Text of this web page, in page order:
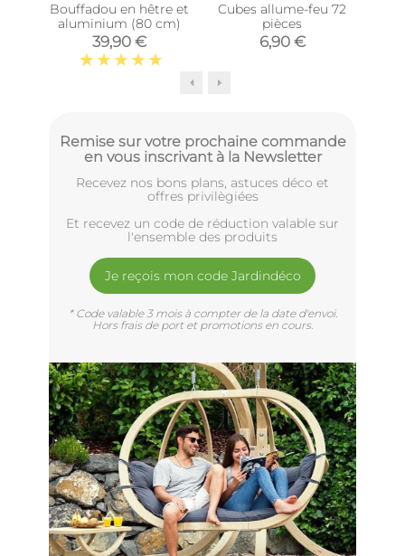
Bouffadou en hêtre et
aluminium (80 cm)
39,90 €
Cubes allume-feu 72
pièces
6,90 €
Remise sur votre prochaine commande
en vous inscrivant à la Newsletter
Recevez nos bons plans, astuces déco et
offres privilègiées
Et recevez un code de réduction valable sur
l'ensemble des produits
Je reçois mon code Jardindéco
* Code valable 3 mois à compter de la date d'envoi.
Hors frais de port et promotions en cours.